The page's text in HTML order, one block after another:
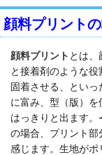
顔料プリント
顔料プリント とは、
と接着剤のような
固着させる、とい
に富み、型（版）
はっきりと出ます。
の場合、プリント部
感じます。生地が